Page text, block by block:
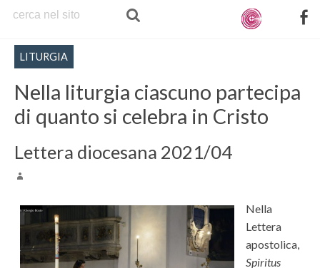
n
LITURGIA
Nella liturgia ciascuno partecipa
di quanto si celebra in Cristo
Lettera diocesana 2021/04
Nella
Lettera
apostolica,
Spiritus